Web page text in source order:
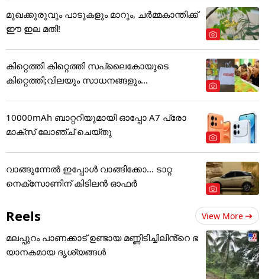
മുഖക്കുരുവും പാടുകളും മാറും, ചർമ്മകാന്തിക്ക്
ഈ ഇല മതി!
കിറ്റെത്തി കിറ്റെത്തി സപ്ലൈകോയുടെ
കിറ്റെത്തി;വിലയും സാധനങ്ങളും...
10000mAh ബാറ്ററിയുമായി ഓപ്പോ A7 പ്രോ
മാക്സ് ലോഞ്ച് ചെയ്തു
വാങ്ങുന്നേൽ ഇപ്പോൾ വാങ്ങിക്കോ... ടാറ്റ
നെക്സോണിന് കിടിലൻ ഓഫർ
Reels View More
മലപ്പുറം പാണക്കാട് ഉണ്ടായ മണ്ണിടിച്ചിലിൻ്റെ ഭ
യാനകമായ ദൃശ്യങ്ങൾ